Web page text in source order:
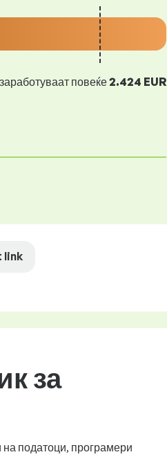
повеќе2.424 EUR
link
за
на податоци, програмери